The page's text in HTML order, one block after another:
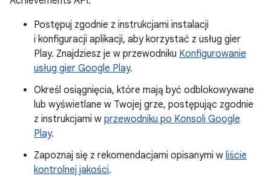
Postępuj zgodnie z instrukcjami instalacji
i konfiguracji aplikacji, aby korzystać z usług gier
Play. Znajdziesz je w przewodniku Konfigurowanie
usług gier Google Play.
Określ osiągnięcia, które mają być odblokowywane
lub wyświetlane w Twojej grze, postępując zgodnie
z instrukcjami w przewodniku po Konsoli Google
Play.
Zapoznaj się z rekomendacjami opisanymi w liście
kontrolnej jakości.